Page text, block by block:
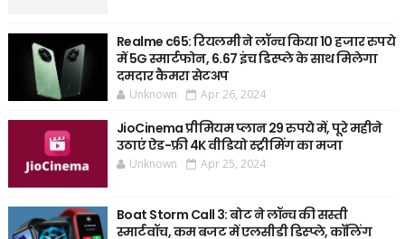
Realme c65: रियलमी ने लॉन्च किया 10 हजार रुपये
में 5G स्मार्टफोन, 6.67 इंच डिस्प्ले के साथ मिलेगा
दमदार कैमरा सेटअप
Unknown Apr 26, 2024
JioCinema प्रीमियम प्लान 29 रुपये में, पूरे महीने
उठाएं ऐड-फ्री 4K वीडियो स्ट्रीमिंग का मजा
Unknown Apr 25, 2024
Boat Storm Call 3: बोट ने लॉन्च की सस्ती
स्मार्टवॉच, कम बजट में एलसीडी डिस्प्ले, कॉलिंग